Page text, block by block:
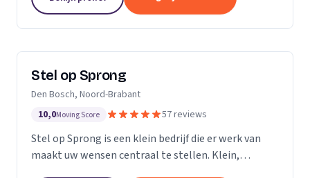
we ervoor dat uw pand...
Stel op Sprong
Den Bosch, Noord-Brabant
10,0Moving Score 57 reviews
Stel op Sprong is een klein bedrijf die er werk van
maakt uw wensen centraal te stellen. Klein,